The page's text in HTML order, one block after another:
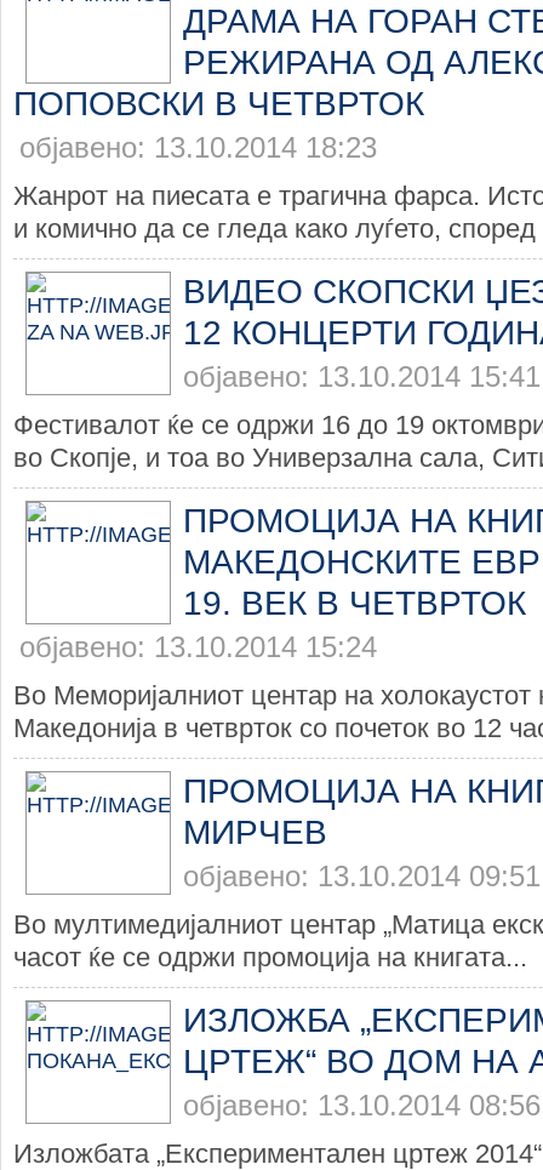
ДРАМА НА ГОРАН
РЕЖИРАНА ОД
ПОПОВСКИ В ЧЕТВРТОК
објавено: 13.10.2014 18:23
Жанрот на пиесата е трагична фарса.
и комично да се гледа како луѓето, според
ВИДЕО СКОПСКИ
12 КОНЦЕРТИ
објавено: 13.10.2014 15:41
Фестивалот ќе се одржи 16 до 19
во Скопје, и тоа во Универзална сала,
ПРОМОЦИЈА НА
МАКЕДОНСКИТЕ
19. ВЕК В ЧЕТВРТОК
објавено: 13.10.2014 15:24
Во Меморијалниот центар на
Македонија в четврток со почеток во 12
ПРОМОЦИЈА НА
МИРЧЕВ
објавено: 13.10.2014 09:51
Во мултимедијалниот центар „Матица
часот ќе се одржи промоција на книгата...
ИЗЛОЖБА
ЦРТЕЖ“ ВО ДОМ НА
објавено: 13.10.2014 08:56
Изложбата „Експериментален цртеж